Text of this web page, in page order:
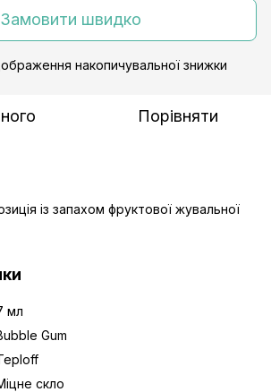
Замовити швидко
накопичувальної знижки
Порівняти
із запахом фруктової жувальної
мл
Gum
скло